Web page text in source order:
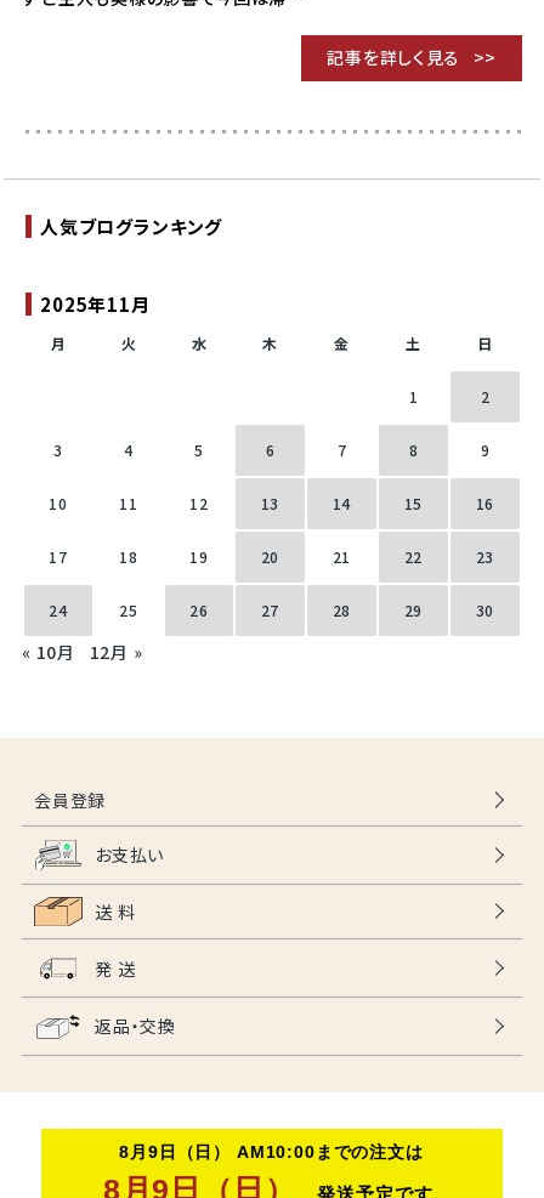
記事を詳しく見る
2025年11月
月 火 水 木 金 土 日
1 2
3 4 5 6 7 8 9
10 11 12 13 14 15 16
17 18 19 20 21 22 23
24 25 26 27 28 29 30
« 10月 12月 »
人気ブログランキング
会員登録
お支払い
送 料
発 送
返品・交換